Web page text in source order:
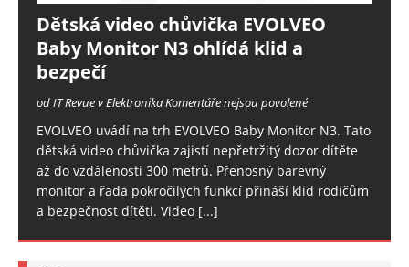
Dětská video chůvička EVOLVEO
Baby Monitor N3 ohlídá klid a
bezpečí
od IT Revue v ElektronikaKomentáře nejsou povolené
EVOLVEO uvádí na trh EVOLVEO Baby Monitor N3. Tato
dětská video chůvička zajistí nepřetržitý dozor dítěte
až do vzdálenosti 300 metrů. Přenosný barevný
monitor a řada pokročilých funkcí přináší klid rodičům
a bezpečnost dítěti. Video [...]